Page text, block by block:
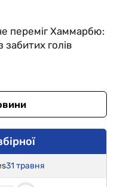
переміг Хаммарбю:
голів
31 травня